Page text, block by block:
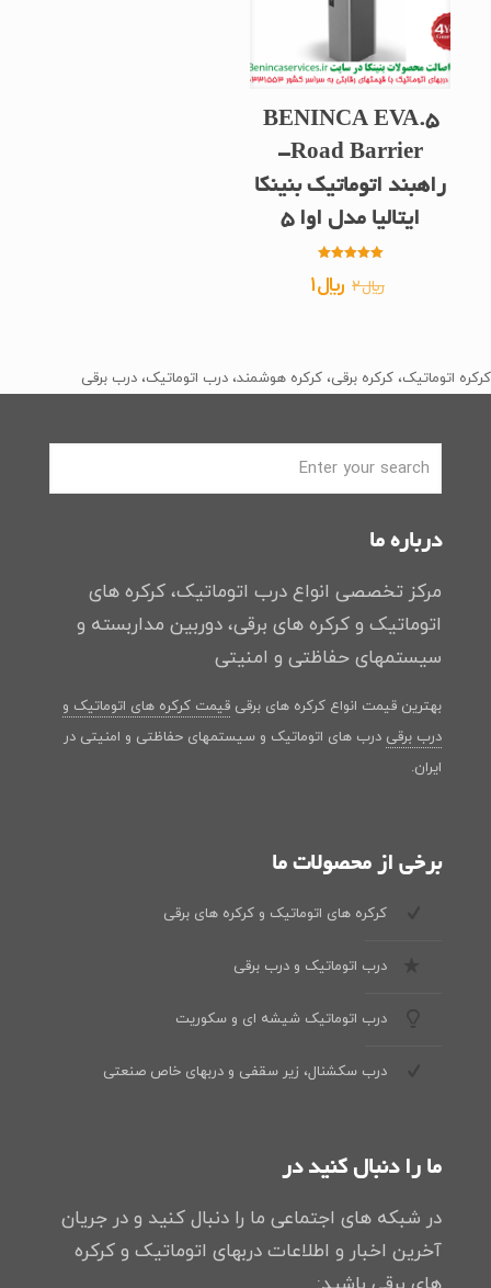
BENINCA EVA.5
Road Barrier-
راهبند اتوماتیک بنینکا
ایتالیا مدل اوا 5
5.00
از 5 ﷼2 قیمت
بود.
﷼1
است.
کرکره اتوماتیک، کرکره برقی، کرکره هوشمند، درب اتوماتیک، درب برقی
درباره ما
مرکز تخصصی انواع درب اتوماتیک، کرکره های
اتوماتیک و کرکره های برقی، دوربین مداربسته و
سیستمهای حفاظتی و امنیتی
بهترین قیمت انواع کرکره های برقی قیمت کرکره های اتوماتیک و
درب برقی درب های اتوماتیک و سیستمهای حفاظتی و امنیتی در
ایران.
برخی از محصولات ما
کرکره های اتوماتیک و کرکره های برقی
درب اتوماتیک و درب برقی
درب اتوماتیک شیشه ای و سکوریت
درب سکشنال، زیر سقفی و دربهای خاص صنعتی
ما را دنبال کنید در
در شبکه های اجتماعی ما را دنبال کنید و در جریان
آخرین اخبار و اطلاعات دربهای اتوماتیک و کرکره